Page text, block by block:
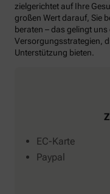
zielgerichtet auf Ihre
großen Wert darauf, Sie
beraten – das gelingt
Versorgungsstrategien,
Unterstützung bieten.
EC-Karte
Paypal